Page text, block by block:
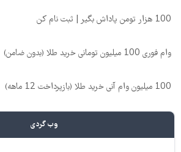
100 هزار تومن پاداش بگیر | ثبت نام کن
وام فوری 100 میلیون تومانی خرید طلا (بدون ضامن)
100 میلیون وام آنی خرید طلا (بازپرداخت 12 ماهه)
وب گردی